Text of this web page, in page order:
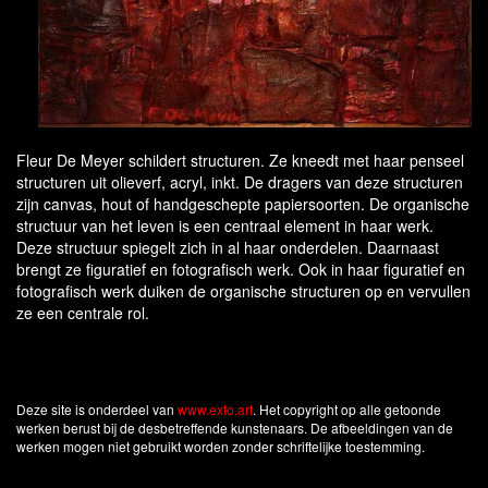
Fleur De Meyer schildert structuren. Ze kneedt met haar penseel
structuren uit olieverf, acryl, inkt. De dragers van deze structuren
zijn canvas, hout of handgeschepte papiersoorten. De organische
structuur van het leven is een centraal element in haar werk.
Deze structuur spiegelt zich in al haar onderdelen. Daarnaast
brengt ze figuratief en fotografisch werk. Ook in haar figuratief en
fotografisch werk duiken de organische structuren op en vervullen
ze een centrale rol.
Deze site is onderdeel van www.exto.art. Het copyright op alle getoonde
werken berust bij de desbetreffende kunstenaars. De afbeeldingen van de
werken mogen niet gebruikt worden zonder schriftelijke toestemming.